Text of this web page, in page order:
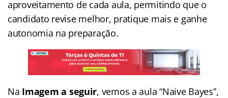
aproveitamento de cada aula, permitindo que o
candidato revise melhor, pratique mais e ganhe
autonomia na preparação.
Na Imagem a seguir, vemos a aula “Naive Bayes”,